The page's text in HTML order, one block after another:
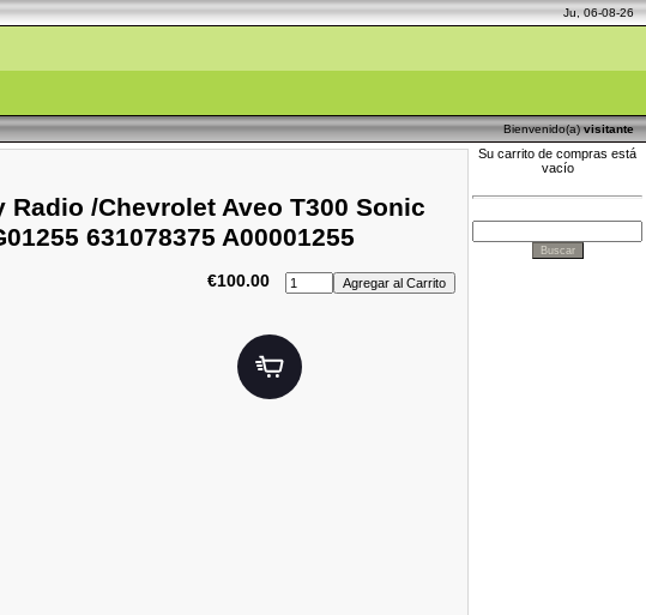
Ju, 06-08-26
Bienvenido(a) visitante
/Chevrolet Aveo T300 Sonic
631078375 A00001255
€100.00
Su carrito de compras está
vacío